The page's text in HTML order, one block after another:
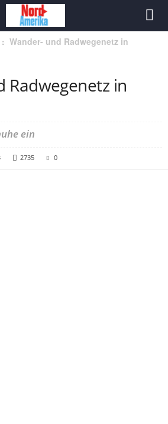
Wander- und Radwegenetz in
Radwegenetz in
ein
2735 0